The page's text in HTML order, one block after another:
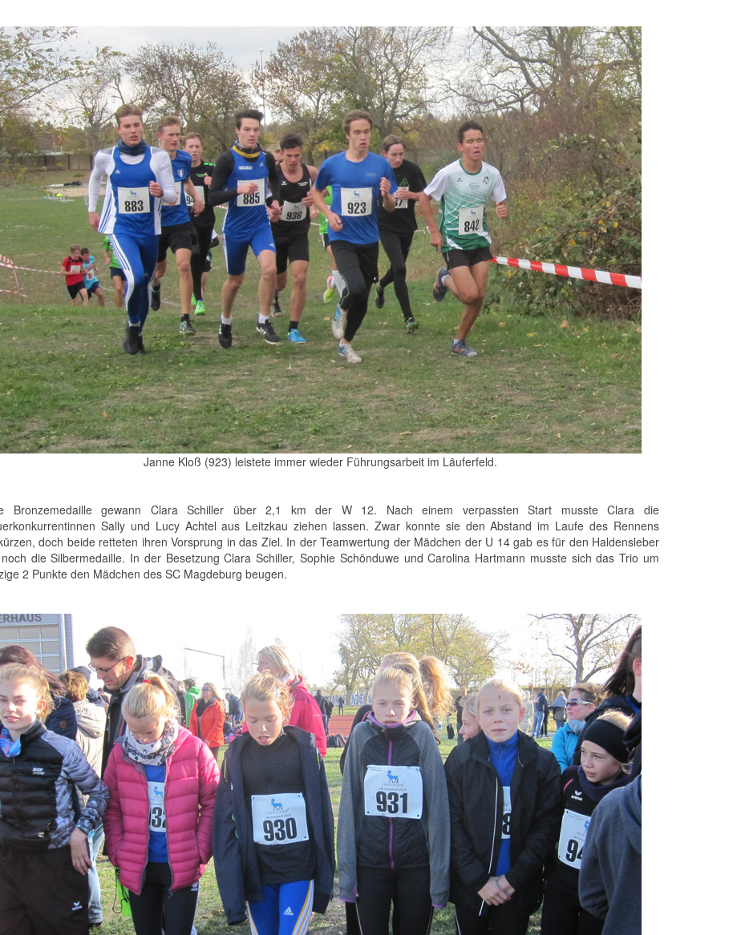
Janne Kloß (923) leistete immer wieder Führungsarbeit im Läuferfeld.
Bronzemedaille gewann Clara Schiller über 2,1 km der W 12. Nach einem verpassten Start musste Clara die
Sally und Lucy Achtel aus Leitzkau ziehen lassen. Zwar konnte sie den Abstand im Laufe des Rennens
doch beide retteten ihren Vorsprung in das Ziel. In der Teamwertung der Mädchen der U 14 gab es für den Haldensleber
die Silbermedaille. In der Besetzung Clara Schiller, Sophie Schönduwe und Carolina Hartmann musste sich das Trio um
2 Punkte den Mädchen des SC Magdeburg beugen.